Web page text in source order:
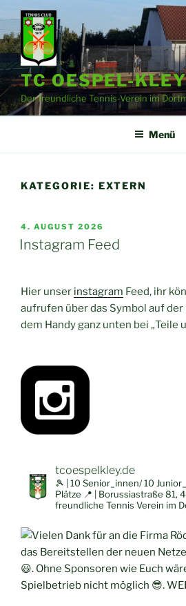
Zum
Inhalt
springen
TC OESPEL-
Der freundliche Tennis-Verein im
Menü
KATEGORIE: EXTERN
VERÖFFENTLICHT
AM
4. AUGUST 2026
Instagram Feed
Hier unser instagram Feed, ihr
aufrufen über das Symbol auf
dem Handy ganz unten bei „Teile
tcoespelkley.de
🎾 | 10 Senior_innen/ 10
Plätze 📍 | Borussiastraße 81,
freundliche Tennis Verein im